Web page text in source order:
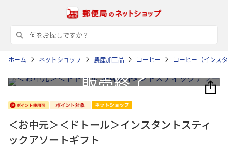
ホーム ネットショップ 農産加工品 コーヒー コーヒー（インス
＜お中元＞＜ドトール＞インスタントスティ
ックアソートギフト